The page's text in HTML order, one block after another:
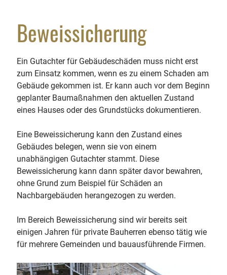
Fax: 07442 180 14 44
Schreiben Sie uns
Beweissicherung
Ein Gutachter für Gebäudeschäden muss nicht erst
zum Einsatz kommen, wenn es zu einem Schaden am
Gebäude gekommen ist. Er kann auch vor dem Beginn
geplanter Baumaßnahmen den aktuellen Zustand
eines Hauses oder des Grundstücks dokumentieren.
Eine Beweissicherung kann den Zustand eines
Gebäudes belegen, wenn sie von einem
unabhängigen Gutachter stammt. Diese
Beweissicherung kann dann später davor bewahren,
ohne Grund zum Beispiel für Schäden an
Nachbargebäuden herangezogen zu werden.
Im Bereich Beweissicherung sind wir bereits seit
einigen Jahren für private Bauherren ebenso tätig wie
für mehrere Gemeinden und bauausführende Firmen.